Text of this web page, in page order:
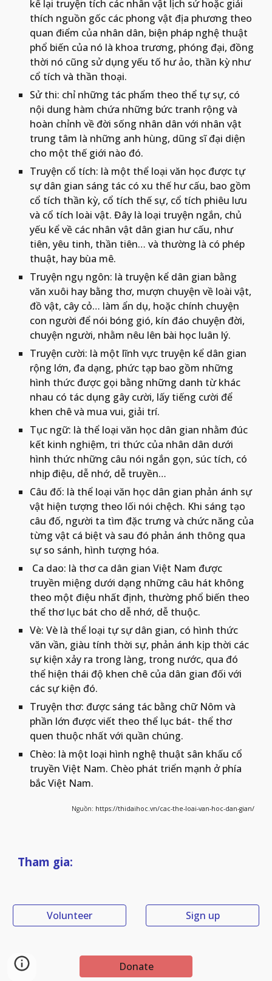
kể lại truyện tích các nhân vật lịch sử hoặc giải
thích nguồn gốc các phong vật địa phương theo
quan điểm của nhân dân, biện pháp nghệ thuật
phổ biến của nó là khoa trương, phóng đại, đồng
thời nó cũng sử dụng yếu tố hư ảo, thần kỳ như
cổ tích và thần thoại.
Sử thi: chỉ những tác phẩm theo thể tự sự, có
nội dung hàm chứa những bức tranh rộng và
hoàn chỉnh về đời sống nhân dân với nhân vật
trung tâm là những anh hùng, dũng sĩ đại diện
cho một thế giới nào đó.
Truyện cổ tích: là một thể loại văn học được tự
sự dân gian sáng tác có xu thế hư cấu, bao gồm
cổ tích thần kỳ, cổ tích thế sự, cổ tích phiêu lưu
và cổ tích loài vật. Đây là loại truyện ngắn, chủ
yếu kể về các nhân vật dân gian hư cấu, như
tiên, yêu tinh, thần tiên… và thường là có phép
thuật, hay bùa mê.
Truyện ngụ ngôn: là truyện kể dân gian bằng
văn xuôi hay bằng thơ, mượn chuyện về loài vật,
đồ vật, cây cỏ… làm ẩn dụ, hoặc chính chuyện
con người để nói bóng gió, kín đáo chuyện đời,
chuyện người, nhằm nêu lên bài học luân lý.
Truyện cười: là một lĩnh vực truyện kể dân gian
rộng lớn, đa dạng, phức tạp bao gồm những
hình thức được gọi bằng những danh từ khác
nhau có tác dụng gây cười, lấy tiếng cười để
khen chê và mua vui, giải trí.
Tục ngữ: là thể loại văn học dân gian nhằm đúc
kết kinh nghiệm, tri thức của nhân dân dưới
hình thức những câu nói ngắn gọn, súc tích, có
nhịp điệu, dễ nhớ, dễ truyền…
Câu đố: là thể loại văn học dân gian phản ánh sự
vật hiện tượng theo lối nói chệch. Khi sáng tạo
câu đố, người ta tìm đặc trưng và chức năng của
từng vật cá biệt và sau đó phản ánh thông qua
sự so sánh, hình tượng hóa.
truyền miệng dưới dạng những câu hát không
theo một điệu nhất định, thường phổ biến theo
thể thơ lục bát cho dễ nhớ, dễ thuộc.
Vè: Vè là thể loại tự sự dân gian, có hình thức
văn vần, giàu tính thời sự, phản ánh kịp thời các
sự kiện xảy ra trong làng, trong nước, qua đó
thể hiện thái độ khen chê của dân gian đối với
các sự kiện đó.
Truyện thơ: được sáng tác bằng chữ Nôm và
phần lớn được viết theo thể lục bát- thể thơ
quen thuộc nhất với quần chúng.
Chèo: là một loại hình nghệ thuật sân khấu cổ
truyền Việt Nam. Chèo phát triển mạnh ở phía
bắc Việt Nam.
Nguồn: https://thidaihoc.vn/cac-the-loai-van-hoc-dan-gian/
Tham gia:
Volunteer Sign up
Donate